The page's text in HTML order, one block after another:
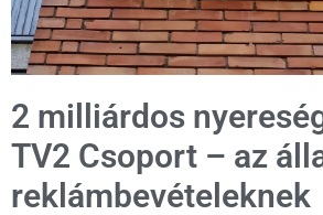
2 milliárdos
TV2 Csoport – az
reklámbevételeknek